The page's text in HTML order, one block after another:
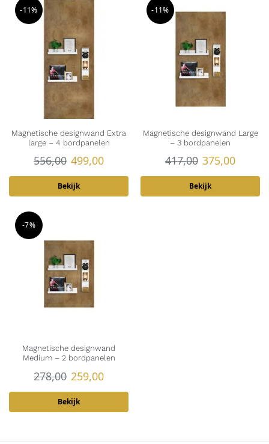
-11%
Magnetische designwand Extra
large – 4 bordpanelen
556,00 499,00
Bekijk
-11%
Magnetische designwand Large
– 3 bordpanelen
417,00 375,00
Bekijk
-7%
Magnetische designwand
Medium – 2 bordpanelen
278,00 259,00
Bekijk